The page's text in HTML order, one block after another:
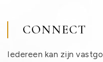
CONNECT
Iedereen kan zijn